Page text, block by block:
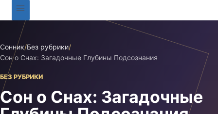
Сонник/Без рубрики/
Сон о Снах: Загадочные Глубины Подсознания
БЕЗ РУБРИКИ
Сон о Снах: Загадочные